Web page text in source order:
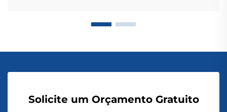
Solicite um Orçamento Gratuito